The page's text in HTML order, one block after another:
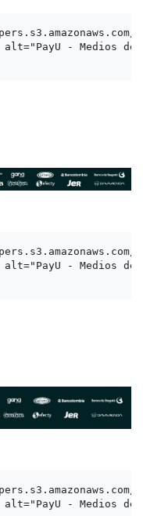
- Medios de
- Medios de
- Medios de